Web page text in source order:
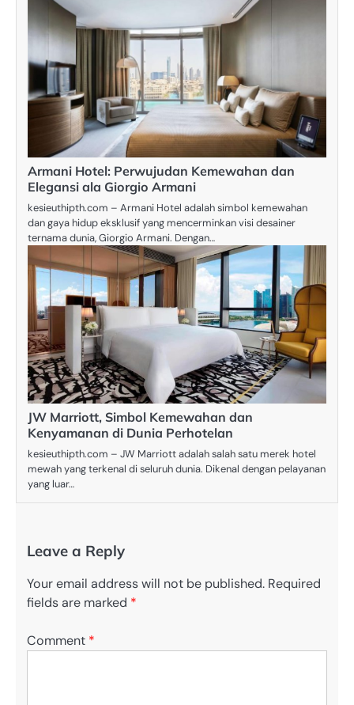
Armani Hotel: Perwujudan Kemewahan dan
Elegansi ala Giorgio Armani
kesieuthipth.com – Armani Hotel adalah simbol kemewahan
dan gaya hidup eksklusif yang mencerminkan visi desainer
ternama dunia, Giorgio Armani. Dengan…
JW Marriott, Simbol Kemewahan dan
Kenyamanan di Dunia Perhotelan
kesieuthipth.com – JW Marriott adalah salah satu merek hotel
mewah yang terkenal di seluruh dunia. Dikenal dengan pelayanan
yang luar…
Leave a Reply
Your email address will not be published. Required
fields are marked *
Comment *